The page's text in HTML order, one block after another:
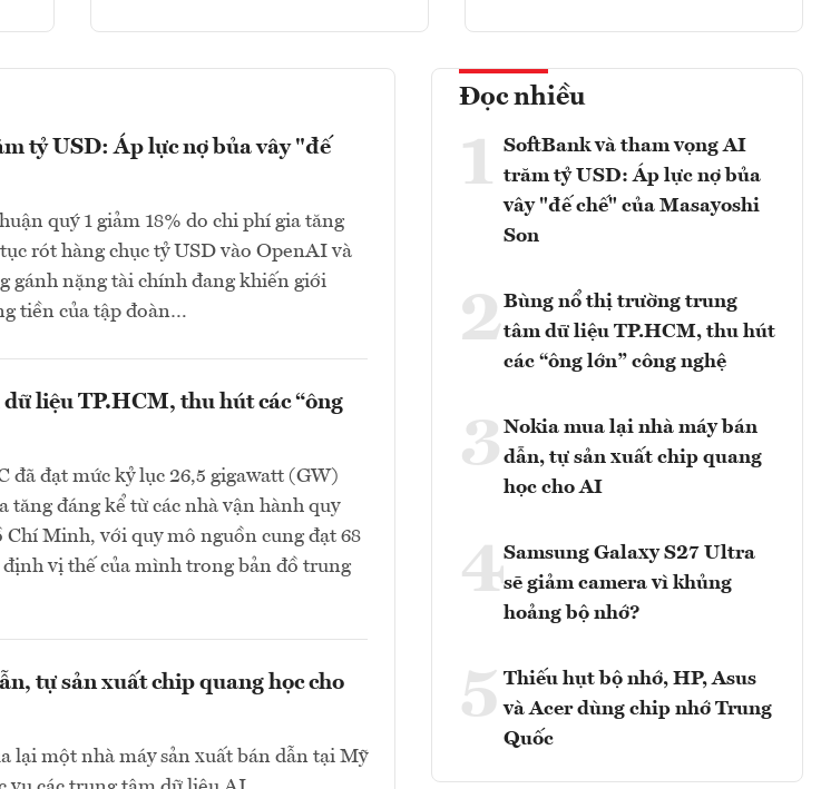
tỷ USD: Áp lực nợ bủa vây "đế
quý 1 giảm 18% do chi phí gia tăng
rót hàng chục tỷ USD vào OpenAI và
gánh nặng tài chính đang khiến giới
tiền của tập đoàn…
liệu TP.HCM, thu hút các “ông
đạt mức kỷ lục 26,5 gigawatt (GW)
tăng đáng kể từ các nhà vận hành quy
Minh, với quy mô nguồn cung đạt 68
vị thế của mình trong bản đồ trung
tự sản xuất chip quang học cho
lại một nhà máy sản xuất bán dẫn tại Mỹ
Đọc nhiều
1 SoftBank và tham vọng AI
trăm tỷ USD: Áp lực nợ bủa
vây "đế chế" của Masayoshi
Son
2Bùng nổ thị trường trung
tâm dữ liệu TP.HCM, thu hút
các “ông lớn” công nghệ
3 Nokia mua lại nhà máy bán
dẫn, tự sản xuất chip quang
học cho AI
4Samsung Galaxy S27 Ultra
sẽ giảm camera vì khủng
hoảng bộ nhớ?
5 Thiếu hụt bộ nhớ, HP, Asus
và Acer dùng chip nhớ Trung
Quốc